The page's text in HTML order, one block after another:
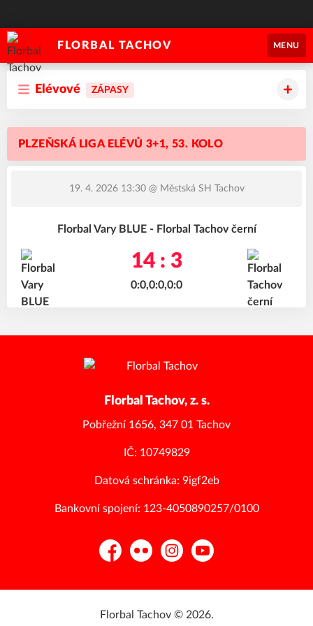
FLORBAL TACHOV MENU
Elévové ZÁPASY
PLZEŇSKÁ LIGA ELÉVŮ 3+1, 53. KOLO
19. 4. 2026 13:30@ Městská SH Tachov
Florbal Vary BLUE - Florbal Tachov černí
14 : 3
0:0,0:0,0:0
Florbal Tachov, z. s.
Pobřežní 1656, 347 01 Tachov
IČ: 10749829
Datová schránka: 9igf2eb
Bankovní spojení: 123-4050890257/0100
FacebookFlickr InstagramYouTube
Florbal Tachov © 2026.